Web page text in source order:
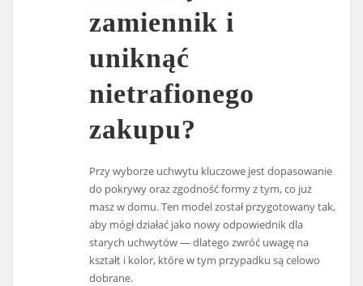
zamiennik i
uniknąć
nietrafionego
zakupu?
Przy wyborze uchwytu kluczowe jest dopasowanie
do pokrywy oraz zgodność formy z tym, co już
masz w domu. Ten model został przygotowany tak,
aby mógł działać jako nowy odpowiednik dla
starych uchwytów — dlatego zwróć uwagę na
kształt i kolor, które w tym przypadku są celowo
dobrane.